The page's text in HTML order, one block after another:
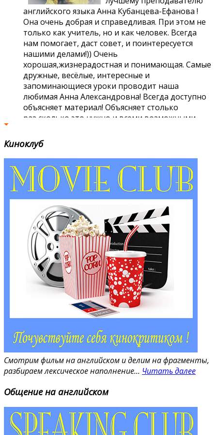
английского языка Анна Кубанцева-Ефанова !
Она очень добрая и справедливая. При этом не
только как учитель, но и как человек. Всегда
нам помогает, даст совет, и поинтересуется
нашими делами!)) Очень
хорошая,жизнерадостная и понимающая. Самые
дружные, весёлые, интересные и
запоминающиеся уроки проводит наша
любимая Анна Александровна! Всегда доступно
объясняет материал! Объясняет столько
раз,сколько это нужно и всеми возможными
группа! Всё благодаря
Ефимова Анастасия
Хочу сказать "Language Land" и Анне
Александровне огромноооое спасибо, потому
что благодаря Анне Александровной я полюбила
английский язык, начала наконец-то
разбираться во всех временах, различных
конструкциях и тд) Без нее у меня был бы
нулевой уровень английского. Уроки всегда
проходят интересно и незаметно, нам
показывают отрывки из фильмов, включают
песни, проводят всевозможные игры или
ситуации, в которых мы практикуем язык. Всегда
все объясняется доступным языком) всегда
хочется лететь на занятия)) Сама Анна
Александровна прекрасный человек,
понимающий, отзывчивый, мудрый,
ответственный, добрый, всегда готова помочь,
не устает объяснять нам по несколько раз одно
и то же, всегда поинтересуется как у нас дела в
школе и все-все-все, мой самый любимый
преподаватель!!) спасибоЧитать далее
Яковлев Анатолий
Когда я год назад начал заниматься с
Кудрявцевой Кариной Валерьевной, мой
уровень языка можно было охарактеризовать,
Киноклуб
Смотрим фильм на английском и делим на фрагменты,
разбираем лексическое наполнение... Читать далее
Общение на английском